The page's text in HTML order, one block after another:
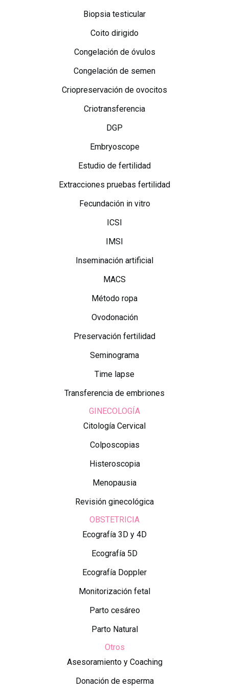
Biopsia testicular
Coito dirigido
Congelación de óvulos
Congelación de semen
Criopreservación de ovocitos
Criotransferencia
DGP
Embryoscope
Estudio de fertilidad
Extracciones pruebas fertilidad
Fecundación in vitro
ICSI
IMSI
Inseminación artificial
MACS
Método ropa
Ovodonación
Preservación fertilidad
Seminograma
Time lapse
Transferencia de embriones
GINECOLOGÍA
Citología Cervical
Colposcopias
Histeroscopia
Menopausia
Revisión ginecológica
OBSTETRICIA
Ecografía 3D y 4D
Ecografía 5D
Ecografía Doppler
Monitorización fetal
Parto cesáreo
Parto Natural
Otros
Asesoramiento y Coaching
Donación de esperma